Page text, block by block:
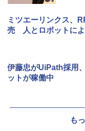
ミツエーリンクス、
売 人とロボットによ
伊藤忠がUiPath採用
ットが稼働中
も